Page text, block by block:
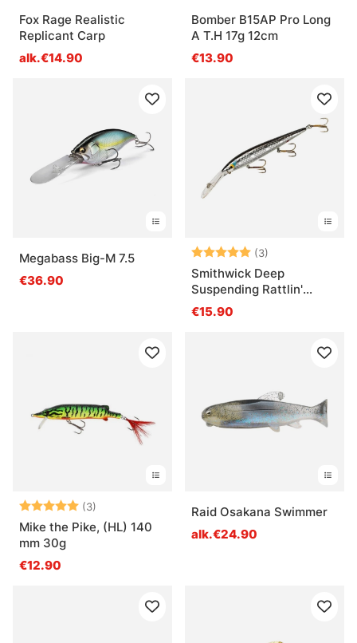
Fox Rage Realistic
Replicant Carp
alk.€14.90
Bomber B15AP Pro Long
A T.H 17g 12cm
€13.90
Megabass Big-M 7.5
€36.90
Arvio: (3)
Smithwick Deep
Suspending Rattlin'
Rogue
€15.90
Arvio: (3)
5.0 5:sta tähdestä
Mike the Pike, (HL) 140
mm 30g
€12.90
Raid Osakana Swimmer
alk.€24.90